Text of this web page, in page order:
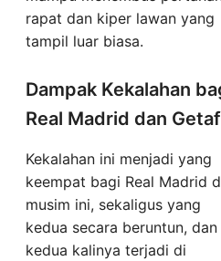
rapat dan kiper lawan yang
tampil luar biasa.
Dampak Kekalahan
Real Madrid dan
Kekalahan ini menjadi yang
keempat bagi Real Madrid
musim ini, sekaligus yang
kedua secara beruntun, dan
kedua kalinya terjadi di